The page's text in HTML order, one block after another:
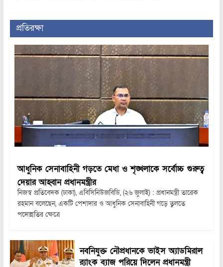
প্রতিরক্ষা
আধুনিক সেনাবাহিনী গড়তে মেধা ও শৃঙ্খলাকে সর্বোচ্চ গুরুত্ব
দেয়ার আহ্বান প্রধানমন্ত্রীর
নিজস্ব প্রতিবেদক (ঢাকা), এবিসিনিউজবিডি, (২৬ জুলাই) : প্রধানমন্ত্রী তারেক
রহমান বলেছেন, একটি পেশাদার ও আধুনিক সেনাবাহিনী গড়ে তুলতে
পদোন্নতির ক্ষেত্রে
নবনিযুক্ত নৌপ্রধানকে ভাইস অ্যাডমিরাল
র‍্যাংক ব্যাজ পরিয়ে দিলেন প্রধানমন্ত্রী